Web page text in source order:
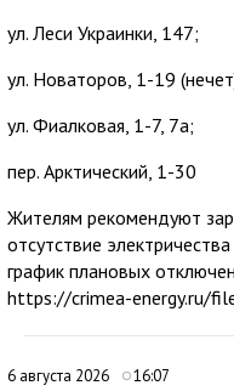
ул. Леси Украинки, 147;
ул. Новаторов, 1-19
ул. Фиалковая, 1-7, 7а;
пер. Арктический, 1-30
Жителям рекомендуют
отсутствие
график плановых
https://crimea-energy.ru/
6 августа 2026 16:07